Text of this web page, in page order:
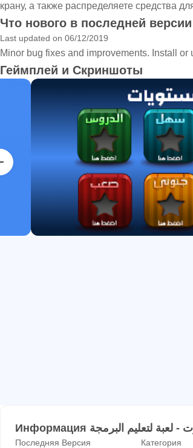
крану, а также распределяете средства
Что нового в последней
Last updated on 06/12/2019
Minor bug fixes and improvements. Install
Геймплей и Скриншоты
Последняя Версия
Категория